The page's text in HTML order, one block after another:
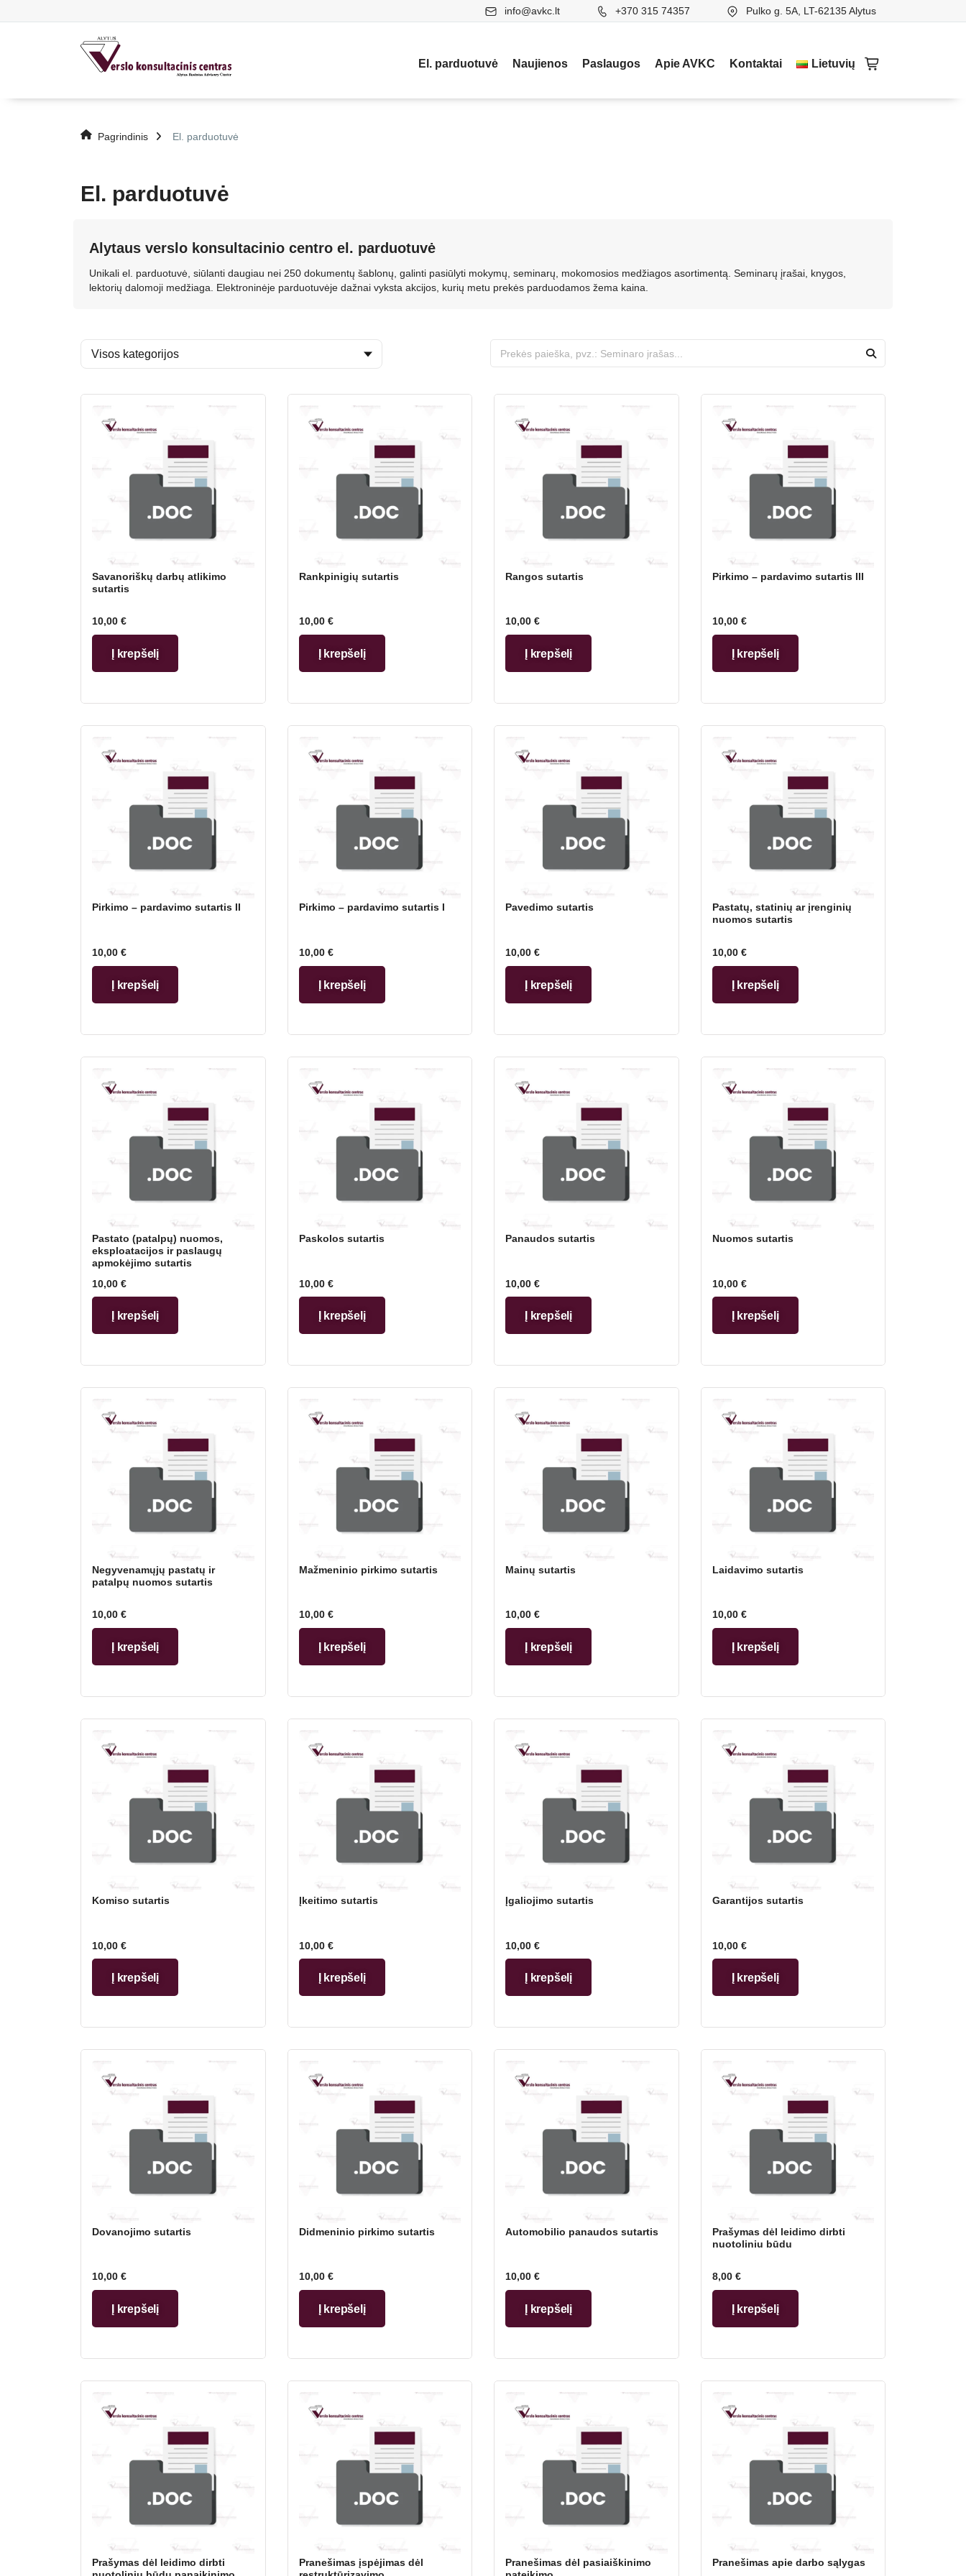
info@avkc.lt +370 315 74357 Pulko g. 5A, LT-62135 Alytus
El. parduotuvė Naujienos Paslaugos Apie AVKC Kontaktai Lietuvių
Pagrindinis El. parduotuvė
El. parduotuvė
Alytaus verslo konsultacinio centro el. parduotuvė
Unikali el. parduotuvė, siūlanti daugiau nei 250 dokumentų šablonų, galinti pasiūlyti mokymų, seminarų, mokomosios medžiagos asortimentą. Seminarų įrašai, knygos,
lektorių dalomoji medžiaga. Elektroninėje parduotuvėje dažnai vyksta akcijos, kurių metu prekės parduodamos žema kaina.
Savanoriškų darbų atlikimo
sutartis
10,00 €
Į krepšelį
Rankpinigių sutartis
10,00 €
Į krepšelį
Rangos sutartis
10,00 €
Į krepšelį
Pirkimo – pardavimo sutartis III
10,00 €
Į krepšelį
Pirkimo – pardavimo sutartis II
10,00 €
Į krepšelį
Pirkimo – pardavimo sutartis I
10,00 €
Į krepšelį
Pavedimo sutartis
10,00 €
Į krepšelį
Pastatų, statinių ar įrenginių
nuomos sutartis
10,00 €
Į krepšelį
Pastato (patalpų) nuomos,
eksploatacijos ir paslaugų
apmokėjimo sutartis
10,00 €
Į krepšelį
Paskolos sutartis
10,00 €
Į krepšelį
Panaudos sutartis
10,00 €
Į krepšelį
Nuomos sutartis
10,00 €
Į krepšelį
Negyvenamųjų pastatų ir
patalpų nuomos sutartis
10,00 €
Į krepšelį
Mažmeninio pirkimo sutartis
10,00 €
Į krepšelį
Mainų sutartis
10,00 €
Į krepšelį
Laidavimo sutartis
10,00 €
Į krepšelį
Komiso sutartis
10,00 €
Į krepšelį
Įkeitimo sutartis
10,00 €
Į krepšelį
Įgaliojimo sutartis
10,00 €
Į krepšelį
Garantijos sutartis
10,00 €
Į krepšelį
Dovanojimo sutartis
10,00 €
Į krepšelį
Didmeninio pirkimo sutartis
10,00 €
Į krepšelį
Automobilio panaudos sutartis
10,00 €
Į krepšelį
Prašymas dėl leidimo dirbti
nuotoliniu būdu
8,00 €
Į krepšelį
Prašymas dėl leidimo dirbti
Pranešimas įspėjimas dėl
Pranešimas dėl pasiaiškinimo
Pranešimas apie darbo sąlygas